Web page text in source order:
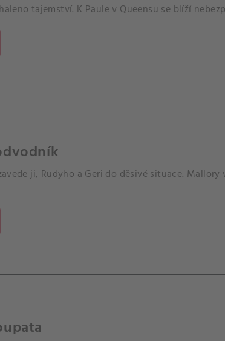
tajemství. K Paule v Queensu se blíží
ji, Rudyho a Geri do děsivé situace.